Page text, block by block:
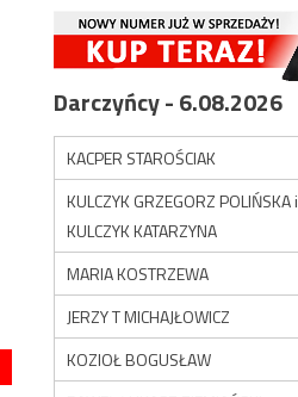
Darczyńcy - 6.08.2026
KACPER STAROŚCIAK
KULCZYK GRZEGORZ POLIŃSKA i
KULCZYK KATARZYNA
MARIA KOSTRZEWA
JERZY T MICHAJŁOWICZ
KOZIOŁ BOGUSŁAW